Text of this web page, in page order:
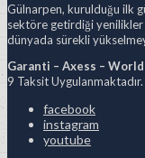
Gülnarpen, kurulduğu ilk
sektöre getirdiği yenilikler
dünyada sürekli
Garanti – Axess – World
9 Taksit Uygulanmaktadır.
facebook
instagram
youtube